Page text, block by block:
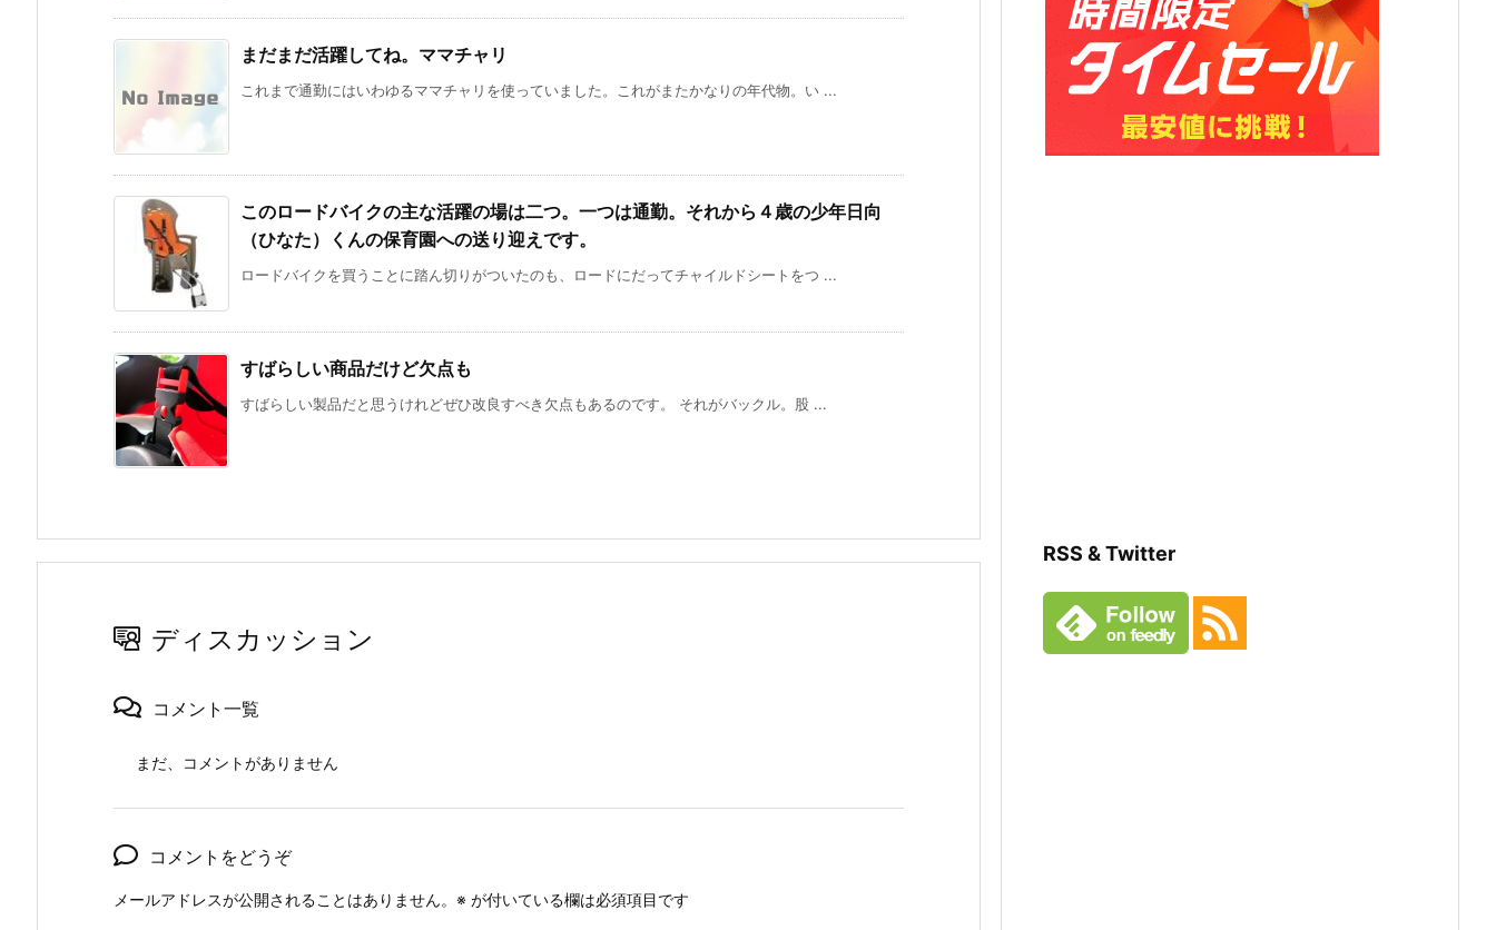
まだまだ活躍してね。ママチャリ
これまで通勤にはいわゆるママチャリを使っていました。これがまたかなりの年代物。い ...
このロードバイクの主な活躍の場は二つ。一つは通勤。それから４歳の少年日向
（ひなた）くんの保育園への送り迎えです。
ロードバイクを買うことに踏ん切りがついたのも、ロードにだってチャイルドシートをつ ...
すばらしい商品だけど欠点も
すばらしい製品だと思うけれどぜひ改良すべき欠点もあるのです。 それがバックル。股 ...
ディスカッション
コメント一覧
まだ、コメントがありません
コメントをどうぞ
メールアドレスが公開されることはありません。 ※ が付いている欄は必須項目です
RSS & Twitter